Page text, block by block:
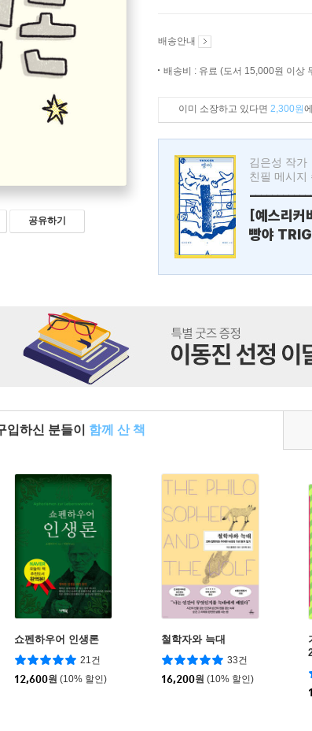
공유하기
배송안내
배송비 : 유료 (도서 15,000원 이상
이미 소장하고 있다면 2,300원
김은성 작가
친필 메시지
[예스리커
빵야
입하신 분들이 함께 산 책
쇼펜하우어 인생론
21건
12,600원 (10% 할인)
철학자와 늑대
33건
16,200원 (10% 할인)